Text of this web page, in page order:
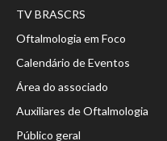
TV BRASCRS
Oftalmologia em Foco
Calendário de Eventos
Área do associado
Auxiliares de Oftalmologia
Público geral